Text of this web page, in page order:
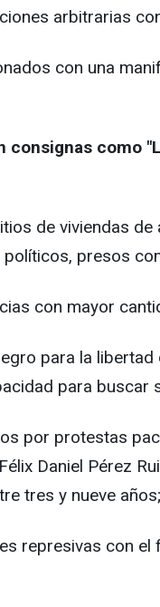
arbitrarias
con una
consignas como
de viviendas
presos
con mayor
para la
para buscar
por protestas
Daniel Pérez
tres y nueve
represivas con